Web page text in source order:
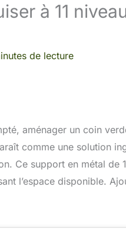
à 11
de lecture
aménager un coin
comme une solution
Ce support en métal de
l’espace disponible.